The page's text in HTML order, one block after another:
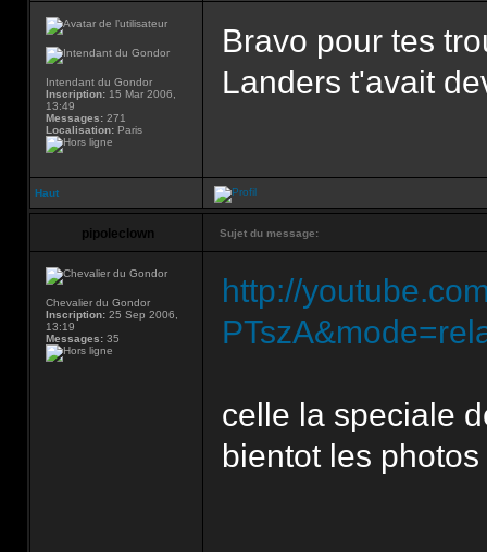
Intendant du Gondor
Inscription: 15 Mar 2006,
13:49
Messages: 271
Localisation: Paris
Bravo pour tes
Landers t'avait
Haut
pipoleclown Sujet du message:
Chevalier du Gondor
Inscription: 25 Sep 2006,
13:19
Messages: 35
http://
celle la speciale
bientot les